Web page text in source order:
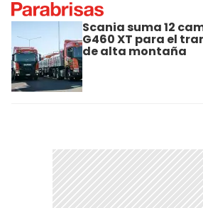
Scania suma 12
G460 XT para el
de alta montaña